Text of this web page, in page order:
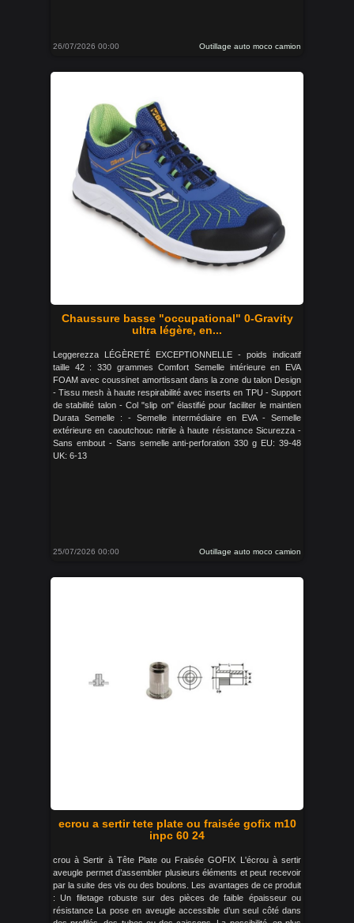
26/07/2026 00:00 Outillage auto moco camion
Chaussure basse "occupational" 0-Gravity
ultra légère, en...
Leggerezza LÉGÈRETÉ EXCEPTIONNELLE - poids indicatif
taille 42 : 330 grammes Comfort Semelle intérieure en EVA
FOAM avec coussinet amortissant dans la zone du talon Design
- Tissu mesh à haute respirabilité avec inserts en TPU - Support
de stabilité talon - Col "slip on" élastifié pour faciliter le maintien
Durata Semelle : - Semelle intermédiaire en EVA - Semelle
extérieure en caoutchouc nitrile à haute résistance Sicurezza -
Sans embout - Sans semelle anti-perforation 330 g EU: 39-48
UK: 6-13
25/07/2026 00:00 Outillage auto moco camion
ecrou a sertir tete plate ou fraisée gofix m10
inpc 60 24
crou à Sertir à Tête Plate ou Fraisée GOFIX L'écrou à sertir
aveugle permet d’assembler plusieurs éléments et peut recevoir
par la suite des vis ou des boulons. Les avantages de ce produit
: Un filetage robuste sur des pièces de faible épaisseur ou
résistance La pose en aveugle accessible d’un seul côté dans